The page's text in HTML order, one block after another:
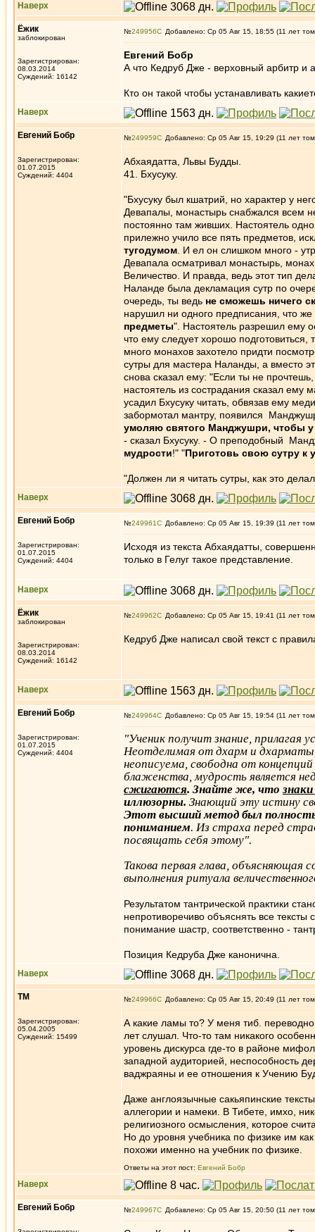
Наверх
Ёжик
заблокирован
Зарегистрирован:
08.03.2014
Суждений: 16142
№249956 Добавлено: Ср 05 Авг 15, 18:55 (11 лет
Евгений Бобр
А что Кедруб Дже - верховный арбитр и
Кто он такой чтобы устанавливать
Наверх
Евгений Бобр
Зарегистрирован:
01.07.2015
Суждений: 4404
№249959 Добавлено: Ср 05 Авг 15, 19:29 (11 лет
Абхаядатта, Львы Будды.
41. Бхусуку.
"Бхусуку был кшатрий, но характер у
Девапалы, монастырь снабжался всем
постоянно там живших. Настоятель
прилежно учило все пять предметов,
тугодумом . И ел он слишком много -
Девапала осматривал монастырь,
Величество. И правда, ведь этот тип
Наланде была декламация сутр по
очеpедь, ты ведь не сможешь ничего
нарушил ни одного предписания, что
предметы". Настоятель разрешил ему
что ему следует хорошо подготовиться,
много монахов захотело придти
сутры для мастера Наланды, а вместо
снова сказал ему: "Если ты не
настоятель из сострадания сказал
усадил Бхусуку читать, обвязав ему
забормотал мантpу, появился
умоляю святого Манджушри, чтобы
- сказал Бхусуку. - О преподобный
мудрости!" "Пpиготовь свою сутру к
"Должен ли я читать сутры, как это
Наверх
Евгений Бобр
Зарегистрирован:
01.07.2015
Суждений: 4404
№249961 Добавлено: Ср 05 Авг 15, 19:39 (11 лет
Исходя из текста Абхаядатты,
только в Гелуг такое представление.
Наверх
Ёжик
заблокирован
Зарегистрирован:
08.03.2014
Суждений: 16142
№249962 Добавлено: Ср 05 Авг 15, 19:41 (11 лет
Кедруб Дже написал свой текст с
Наверх
Евгений Бобр
Зарегистрирован:
01.07.2015
Суждений: 4404
№249964 Добавлено: Ср 05 Авг 15, 19:54 (11 лет
"Ученик получит знание, прилагая
Неотделимая от дхарм и
неописуема, свободна от
блаженства, мудрость является
сжигаются. Знайте же, что
иллюзорны. Знающий эту истину
Этот высший метод был
пониманием. Из страха перед
посвящать себя этому".
Такова первая глава, объясняющая
выполнения ритуала
Результатом тантрической практики
непротиворечиво объяснять все
понимание шастр, соответственно -
Позиция Кедруба Дже канонична.
Наверх
ТМ
Зарегистрирован:
05.04.2005
Суждений: 15499
№249966 Добавлено: Ср 05 Авг 15, 20:49 (11 лет
А какие ламы то? У меня тиб.
лет слушал. Что-то там никакого
уровень дискурса где-то в районе
западной аудиторией, неспособность
ваджраяны и ее отношения к Учению
Даже англоязычные сакьяпинские
аллегории и намеки. В Тибете, имхо,
религиозного осмысления, которое
Но до уровня учебника по физике им
похожи именно на учебник по физике.
Ответы на этот пост: Евгений Бобр
Наверх
Евгений Бобр №249967 Добавлено: Ср 05 Авг 15, 20:50 (11 лет